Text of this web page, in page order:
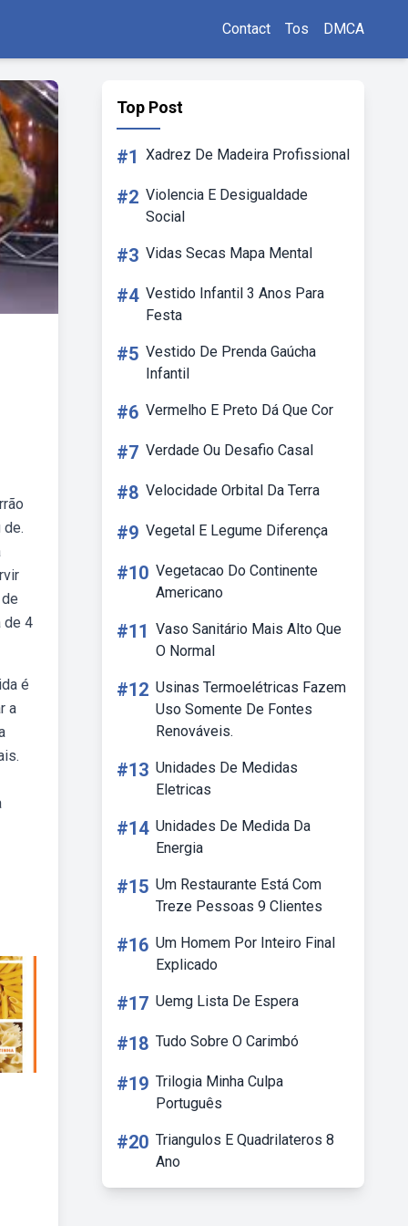
Contact Tos DMCA
de 4
é
a
Top Post
#1 Xadrez De Madeira Profissional
#2 Violencia E Desigualdade
Social
#3 Vidas Secas Mapa Mental
#4 Vestido Infantil 3 Anos Para
Festa
#5 Vestido De Prenda Gaúcha
Infantil
#6 Vermelho E Preto Dá Que Cor
#7 Verdade Ou Desafio Casal
#8 Velocidade Orbital Da Terra
#9 Vegetal E Legume Diferença
#10 Vegetacao Do Continente
Americano
#11 Vaso Sanitário Mais Alto Que
O Normal
#12 Usinas Termoelétricas Fazem
Uso Somente De Fontes
Renováveis.
#13 Unidades De Medidas
Eletricas
#14 Unidades De Medida Da
Energia
#15 Um Restaurante Está Com
Treze Pessoas 9 Clientes
#16 Um Homem Por Inteiro Final
Explicado
#17 Uemg Lista De Espera
#18 Tudo Sobre O Carimbó
#19 Trilogia Minha Culpa
Português
#20 Triangulos E Quadrilateros 8
Ano